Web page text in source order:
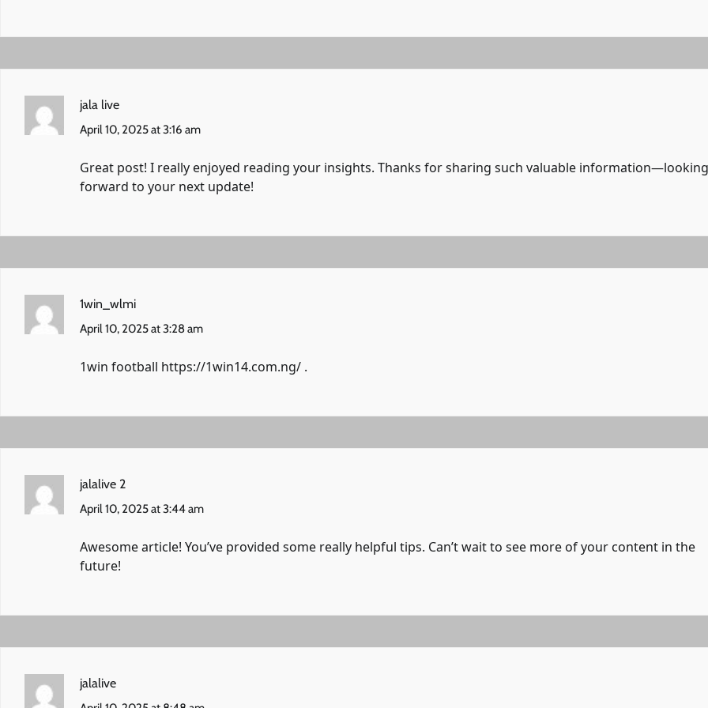
jala live
April 10, 2025 at 3:16 am
Great post! I really enjoyed reading your insights. Thanks for sharing such valuable information—looking
forward to your next update!
1win_wlmi
April 10, 2025 at 3:28 am
1win football https://1win14.com.ng/ .
jalalive 2
April 10, 2025 at 3:44 am
Awesome article! You’ve provided some really helpful tips. Can’t wait to see more of your content in the
future!
jalalive